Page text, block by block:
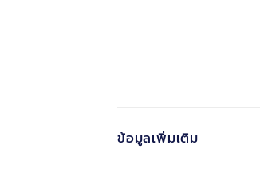
ข้อมูลเพิ่มเติม